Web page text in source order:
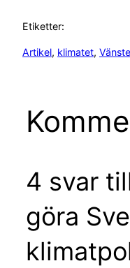
Etiketter:
Artikel, klimatet,
4 svar
göra